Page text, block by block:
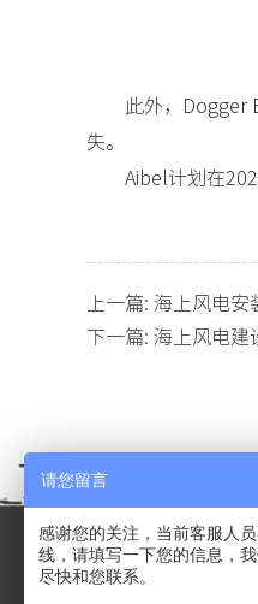
此外，Dogger
失。
Aibel计划在
上一篇: 海上风电安
下一篇: 海上风电建
请您留言
感谢您的关注，当前客服人
线，请填写一下您的信息，
尽快和您联系。